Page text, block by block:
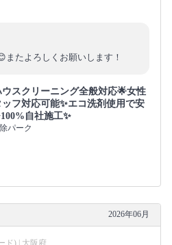
またよろしくお願いします！
ウスクリーニング全般対応🌟女性
ッフ対応可能✨エコ洗剤使用で安
自社施工✨
パーク
2026年06月
ド) | 大阪府